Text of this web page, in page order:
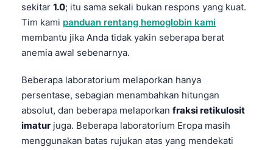
sekitar 1.0; itu sama sekali bukan respons yang kuat.
Tim kami panduan rentang hemoglobin kami
membantu jika Anda tidak yakin seberapa berat
anemia awal sebenarnya.
Beberapa laboratorium melaporkan hanya
persentase, sebagian menambahkan hitungan
absolut, dan beberapa melaporkan fraksi retikulosit
imatur juga. Beberapa laboratorium Eropa masih
menggunakan batas rujukan atas yang mendekati